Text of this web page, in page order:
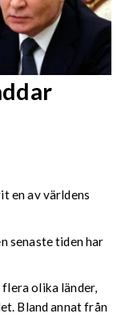
en av världens
senaste tiden har
olika länder,
Bland annat från